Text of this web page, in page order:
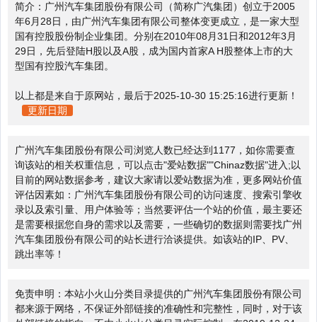
简介：广州汽车集团股份有限公司（简称广汽集团）创立于2005
年6月28日，由广州汽车集团有限公司整体变更成立，是一家大型
国有控股股份制企业集团。分别在2010年08月31日和2012年3月
29日，先后登陆H股以及A股，成为国内首家A H股整体上市的大
型国有控股汽车集团。
以上都是来自于原网站，最后于2025-10-30 15:25:16进行更新！
更新日期
广州汽车集团股份有限公司浏览人数已经达到1177，如你需要查
询该站的相关权重信息，可以点击"爱站数据""Chinaz数据"进入;以
目前的网站数据参考，建议大家请以爱站数据为准，更多网站价值
评估因素如：广州汽车集团股份有限公司的访问速度、搜索引擎收
录以及索引量、用户体验等；当然要评估一个站的价值，最主要还
是需要根据您自身的需求以及需要，一些确切的数据则需要找广州
汽车集团股份有限公司的站长进行洽谈提供。如该站的IP、PV、
跳出率等！
免责申明：本站小火山分类目录提供的广州汽车集团股份有限公司
都来源于网络，不保证外部链接的准确性和完整性，同时，对于该